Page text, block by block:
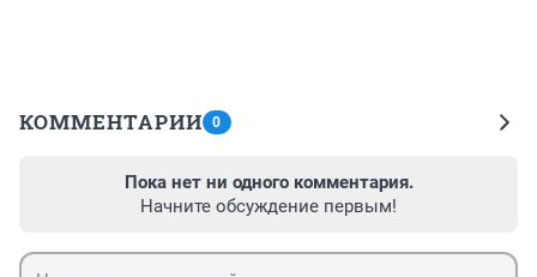
КОММЕНТАРИИ 0
Пока нет ни одного комментария.
Начните обсуждение первым!